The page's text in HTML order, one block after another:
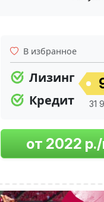
В избранное
Лизинг
Кредит
31